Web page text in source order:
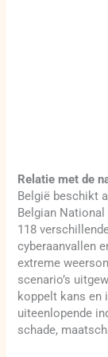
Relatie met de
België beschikt
Belgian
118
cyberaanvallen
extreme
scenario’s
koppelt kans en
uiteenlopende
schade,